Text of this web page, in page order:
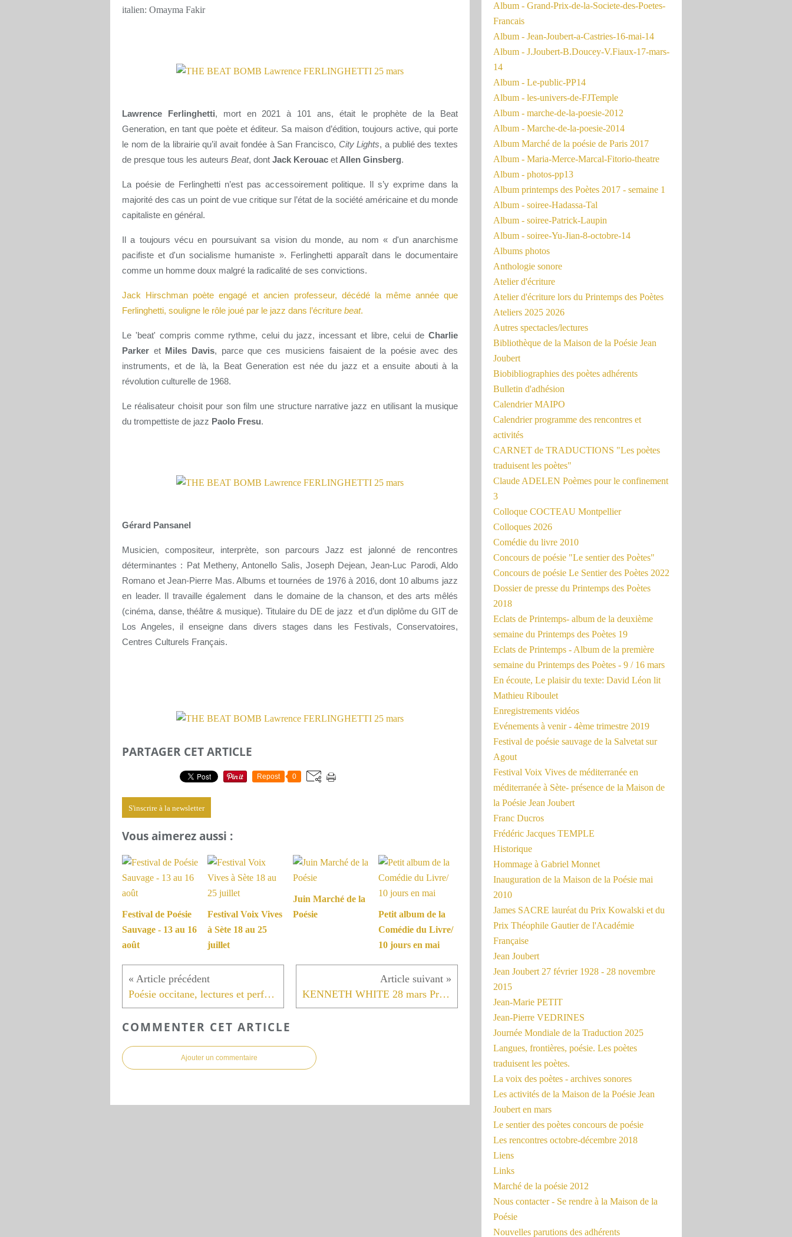
italien: Omayma Fakir
Lawrence Ferlinghetti, mort en 2021 à 101 ans, était le prophète de la Beat
Generation, en tant que poète et éditeur. Sa maison d’édition, toujours active, qui porte
le nom de la librairie qu’il avait fondée à San Francisco, City Lights, a publié des textes
de presque tous les auteurs Beat, dont Jack Kerouac et Allen Ginsberg.
La poésie de Ferlinghetti n’est pas accessoirement politique. Il s’y exprime dans la
majorité des cas un point de vue critique sur l’état de la société américaine et du monde
capitaliste en général.
Il a toujours vécu en poursuivant sa vision du monde, au nom « d'un anarchisme
pacifiste et d'un socialisme humaniste ». Ferlinghetti apparaît dans le documentaire
comme un homme doux malgré la radicalité de ses convictions.
Jack Hirschman poète engagé et ancien professeur, décédé la même année que
Ferlinghetti, souligne le rôle joué par le jazz dans l’écriture beat.
Le 'beat' compris comme rythme, celui du jazz, incessant et libre, celui de Charlie
Parker et Miles Davis, parce que ces musiciens faisaient de la poésie avec des
instruments, et de là, la Beat Generation est née du jazz et a ensuite abouti à la
révolution culturelle de 1968.
Le réalisateur choisit pour son film une structure narrative jazz en utilisant la musique
du trompettiste de jazz Paolo Fresu.
Gérard Pansanel
Musicien, compositeur, interprète, son parcours Jazz est jalonné de rencontres
déterminantes : Pat Metheny, Antonello Salis, Joseph Dejean, Jean-Luc Parodi, Aldo
Romano et Jean-Pierre Mas. Albums et tournées de 1976 à 2016, dont 10 albums jazz
en leader. Il travaille également dans le domaine de la chanson, et des arts mêlés
(cinéma, danse, théâtre & musique). Titulaire du DE de jazz et d’un diplôme du GIT de
Los Angeles, il enseigne dans divers stages dans les Festivals, Conservatoires,
Centres Culturels Français.
PARTAGER CET ARTICLE
Repost 0
S'inscrire à la newsletter
Vous aimerez aussi :
Festival de Poésie
Sauvage - 13 au 16
août
Festival Voix Vives
à Sète 18 au 25
juillet
Juin Marché de la
Poésie
Petit album de la
Comédie du Livre/
10 jours en mai
Poésie occitane, lectures et performances jeudi 20 mars KENNETH WHITE 28 mars Printemps des Poètes
COMMENTER CET ARTICLE
Ajouter un commentaire
Album - Grand-Prix-de-la-Societe-des-Poetes-
Francais
Album - Jean-Joubert-a-Castries-16-mai-14
Album - J.Joubert-B.Doucey-V.Fiaux-17-mars-
14
Album - Le-public-PP14
Album - les-univers-de-FJTemple
Album - marche-de-la-poesie-2012
Album - Marche-de-la-poesie-2014
Album Marché de la poésie de Paris 2017
Album - Maria-Merce-Marcal-Fitorio-theatre
Album - photos-pp13
Album printemps des Poètes 2017 - semaine 1
Album - soiree-Hadassa-Tal
Album - soiree-Patrick-Laupin
Album - soiree-Yu-Jian-8-octobre-14
Albums photos
Anthologie sonore
Atelier d'écriture
Atelier d'écriture lors du Printemps des Poètes
Ateliers 2025 2026
Autres spectacles/lectures
Bibliothèque de la Maison de la Poésie Jean
Joubert
Biobibliographies des poètes adhérents
Bulletin d'adhésion
Calendrier MAIPO
Calendrier programme des rencontres et
activités
CARNET de TRADUCTIONS "Les poètes
traduisent les poètes"
Claude ADELEN Poèmes pour le confinement
3
Colloque COCTEAU Montpellier
Colloques 2026
Comédie du livre 2010
Concours de poésie "Le sentier des Poètes"
Concours de poésie Le Sentier des Poètes 2022
Dossier de presse du Printemps des Poètes
2018
Eclats de Printemps- album de la deuxième
semaine du Printemps des Poètes 19
Eclats de Printemps - Album de la première
semaine du Printemps des Poètes - 9 / 16 mars
En écoute, Le plaisir du texte: David Léon lit
Mathieu Riboulet
Enregistrements vidéos
Evénements à venir - 4ème trimestre 2019
Festival de poésie sauvage de la Salvetat sur
Agout
Festival Voix Vives de méditerranée en
méditerranée à Sète- présence de la Maison de
la Poésie Jean Joubert
Franc Ducros
Frédéric Jacques TEMPLE
Historique
Hommage à Gabriel Monnet
Inauguration de la Maison de la Poésie mai
2010
James SACRE lauréat du Prix Kowalski et du
Prix Théophile Gautier de l'Académie
Française
Jean Joubert
Jean Joubert 27 février 1928 - 28 novembre
2015
Jean-Marie PETIT
Jean-Pierre VEDRINES
Journée Mondiale de la Traduction 2025
Langues, frontières, poésie. Les poètes
traduisent les poètes.
La voix des poètes - archives sonores
Les activités de la Maison de la Poésie Jean
Joubert en mars
Le sentier des poètes concours de poésie
Les rencontres octobre-décembre 2018
Liens
Links
Marché de la poésie 2012
Nous contacter - Se rendre à la Maison de la
Poésie
Nouvelles parutions des adhérents